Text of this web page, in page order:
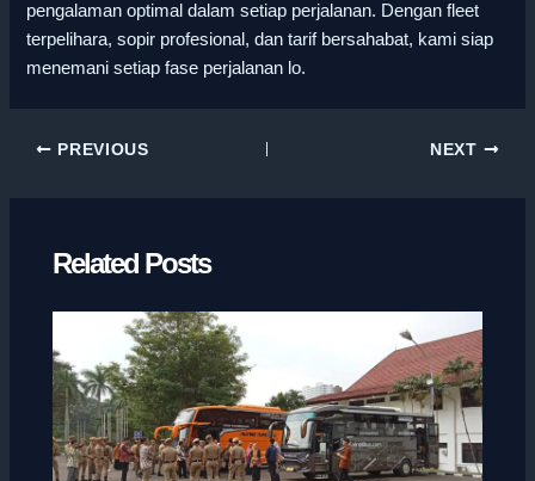
pengalaman optimal dalam setiap perjalanan. Dengan fleet
terpelihara, sopir profesional, dan tarif bersahabat, kami siap
menemani setiap fase perjalanan lo.
PREVIOUS NEXT
Related Posts